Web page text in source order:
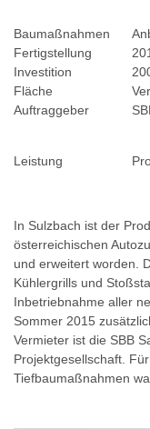
Baumaßnahmen
Fertigstellung
Investition
Fläche
Auftraggeber
Leistung
In Sulzbach ist der
österreichischen
und erweitert worden.
Kühlergrills und
Inbetriebnahme aller
Sommer 2015
Vermieter ist die SBB
Projektgesellschaft.
Tiefbaumaßnahmen